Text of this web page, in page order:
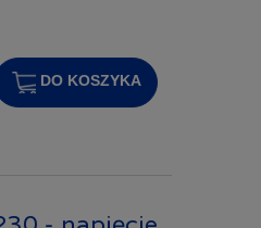
DO KOSZYKA